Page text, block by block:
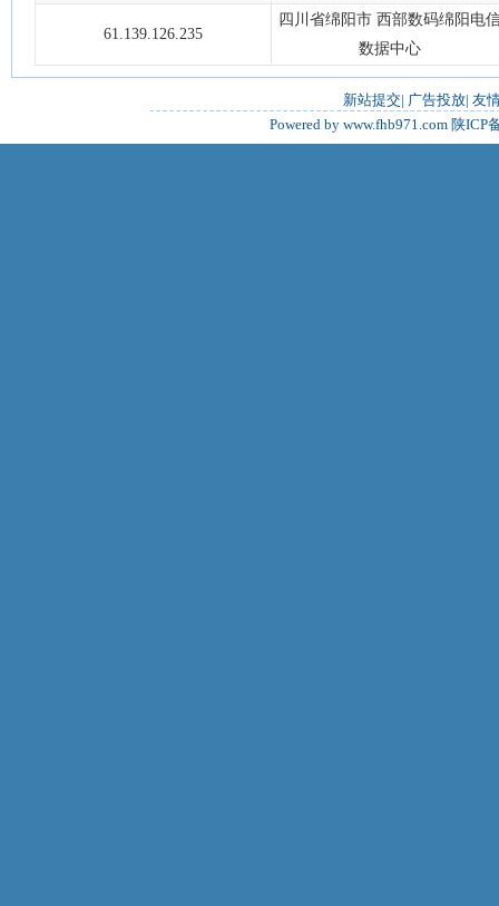
61.139.126.235
四川省绵阳市 西部数码绵阳电
数据中心
新站提交| 广告投放| 友
Powered by www.fhb971.com 陕ICP